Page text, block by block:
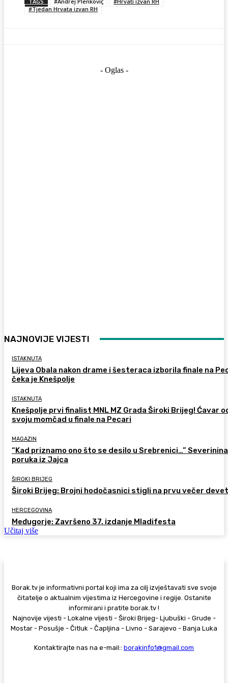
#Tjedan Hrvata izvan RH
- Oglas -
NAJNOVIJE VIJESTI
ISTAKNUTA
Lijeva Obala nakon drame i šesteraca izborila finale na
čeka je Knešpolje
ISTAKNUTA
Knešpolje prvi finalist MNL MZ Grada Široki Brijeg! Ćavar
svoju momčad u finale na Pecari
MAGAZIN
“Kad priznamo ono što se desilo u Srebrenici…” Severinina
poruka iz Jajca
ŠIROKI BRIJEG
Široki Brijeg: Brojni hodočasnici stigli na prvu večer
HERCEGOVINA
Međugorje: Završeno 37. izdanje Mladifesta
Učitaj više
Borak.tv je informativni portal koji ima za cilj izvještavati sve svoje
čitatelje o aktualnim vijestima iz Hercegovine i regije. Ostanite
informirani i pratite borak.tv !
Najnovije vijesti - Lokalne vijesti - Široki Brijeg- Ljubuški - Grude -
Mostar - Posušje - Čitluk - Čapljina - Livno - Sarajevo - Banja Luka
Kontaktirajte nas na e-mail:: borakinfo1@gmail.com